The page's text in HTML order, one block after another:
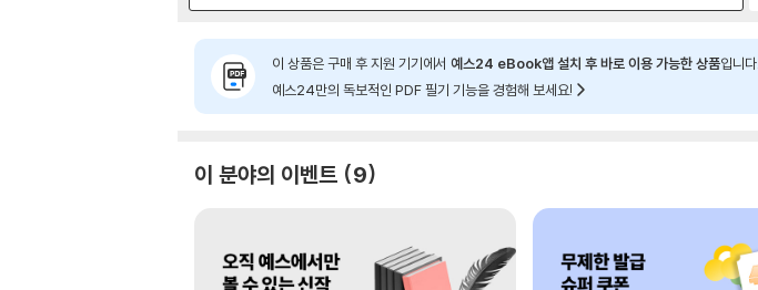
이 상품은 구매 후 지원 기기에서 예스24 eBook앱 설치 후 바로 이용 가능한 상품입니다.
예스24만의 독보적인 PDF 필기 기능을 경험해 보세요!
이 분야의 이벤트 9